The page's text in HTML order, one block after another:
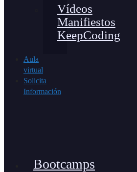
Vídeos
Manifiestos
KeepCoding
Aula
virtual
Solicita
Información
Bootcamps